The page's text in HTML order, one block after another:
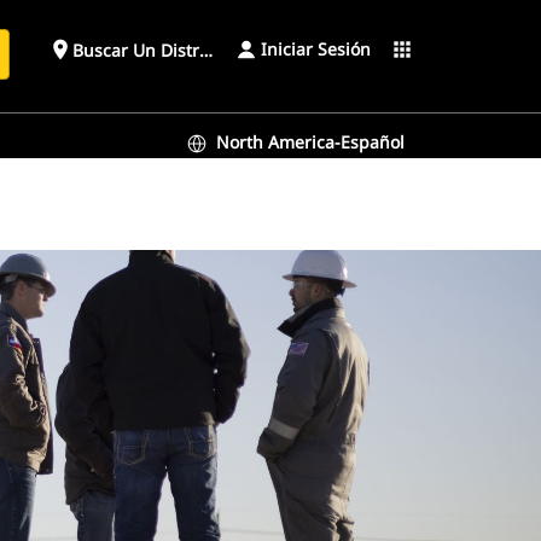
place Buscar Un Distribuidor Iniciar Sesión apps
North America-Español